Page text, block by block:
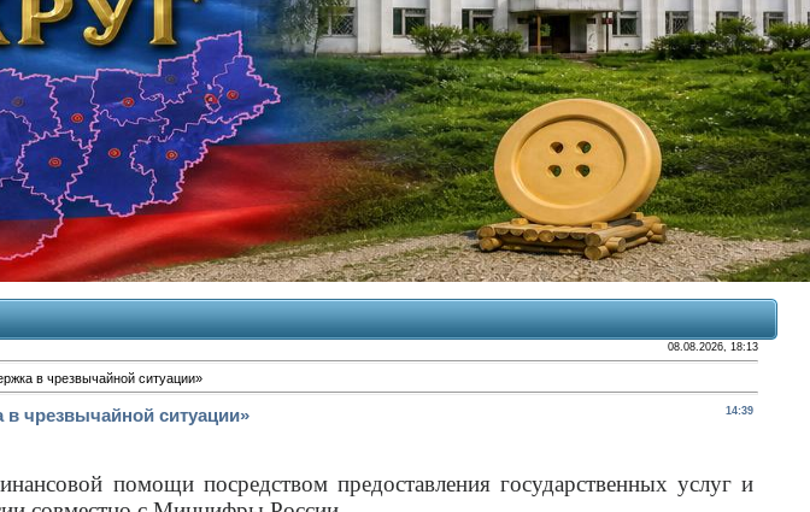
08.08.2026, 18:13
в чрезвычайной ситуации»
14:39
в чрезвычайной ситуации»
помощи посредством предоставления государственных услуг и